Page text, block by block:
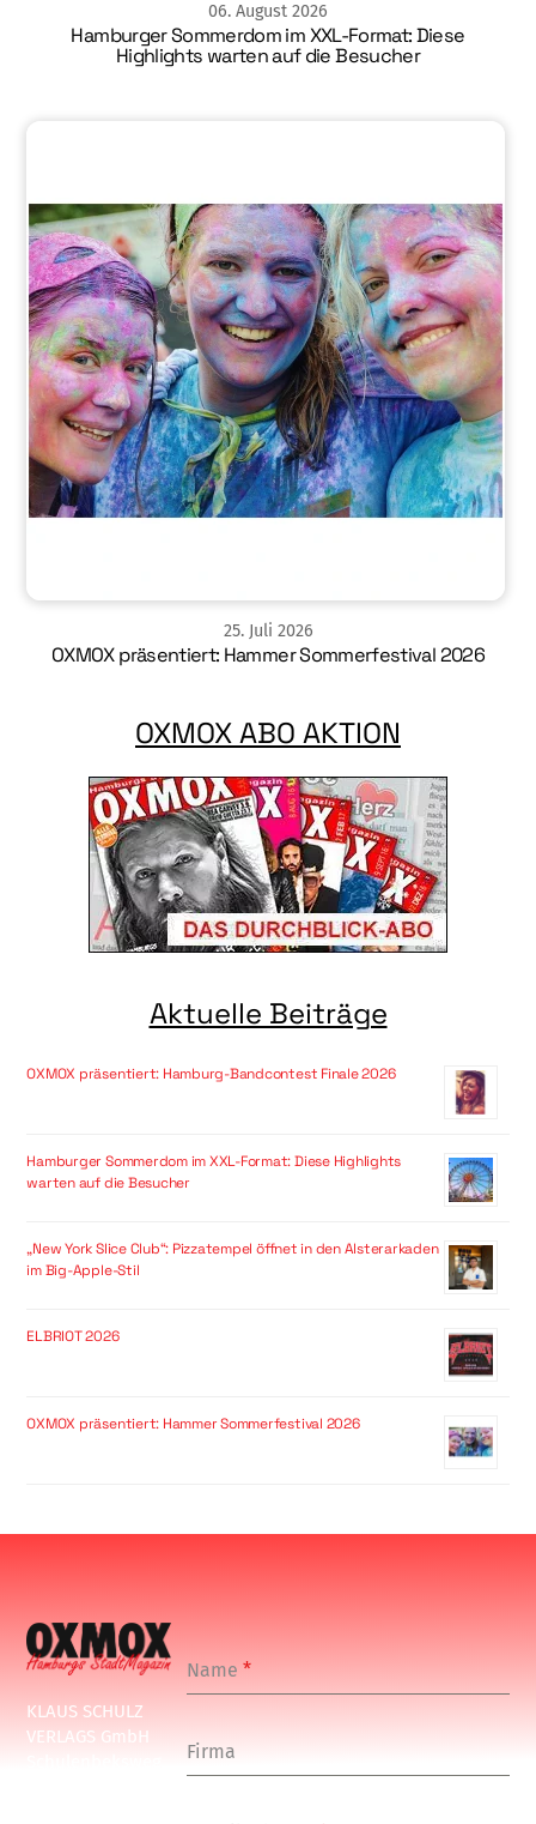
06. August 2026
Hamburger Sommerdom im XXL-Format: Diese
Highlights warten auf die Besucher
25. Juli 2026
OXMOX präsentiert: Hammer Sommerfestival 2026
OXMOX ABO AKTION
Aktuelle Beiträge
OXMOX präsentiert: Hamburg-Bandcontest Finale 2026
Hamburger Sommerdom im XXL-Format: Diese Highlights
warten auf die Besucher
„New York Slice Club“: Pizzatempel öffnet in den Alsterarkaden
im Big-Apple-Stil
ELBRIOT 2026
OXMOX präsentiert: Hammer Sommerfestival 2026
KLAUS SCHULZ
VERLAGS GmbH
Name*
Firma